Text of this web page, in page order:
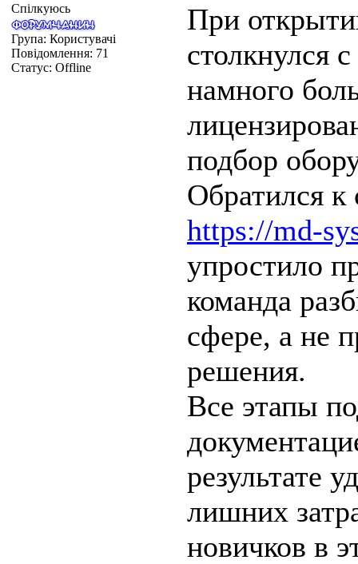
Спілкуюсь
Група: Користувачі
Повідомлення: 71
Статус: Offline
При
столкнулся
намного
подбор
Обратился к
https://md-
упростило
команда
сфере, а не
решения.
Все этапы
результате
лишних
новичков в